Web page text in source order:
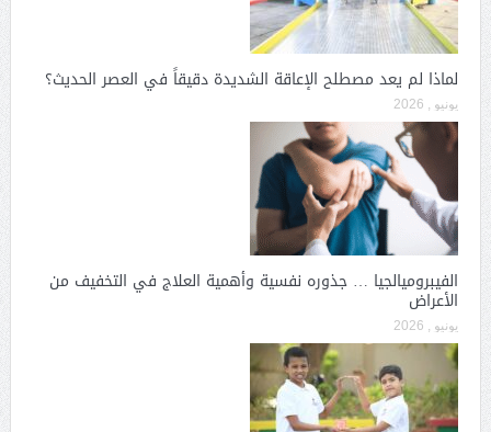
لماذا لم يعد مصطلح الإعاقة الشديدة دقيقاً في العصر الحديث؟
يونيو , 2026
الفيبروميالجيا … جذوره نفسية وأهمية العلاج في التخفيف من
الأعراض
يونيو , 2026